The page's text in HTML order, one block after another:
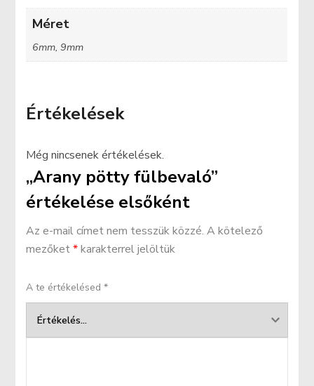
Méret
6mm, 9mm
Értékelések
Még nincsenek értékelések.
„Arany pötty fülbevaló”
értékelése elsőként
Az e-mail címet nem tesszük közzé. A kötelező
mezőket*karakterrel jelöltük
A te értékelésed*